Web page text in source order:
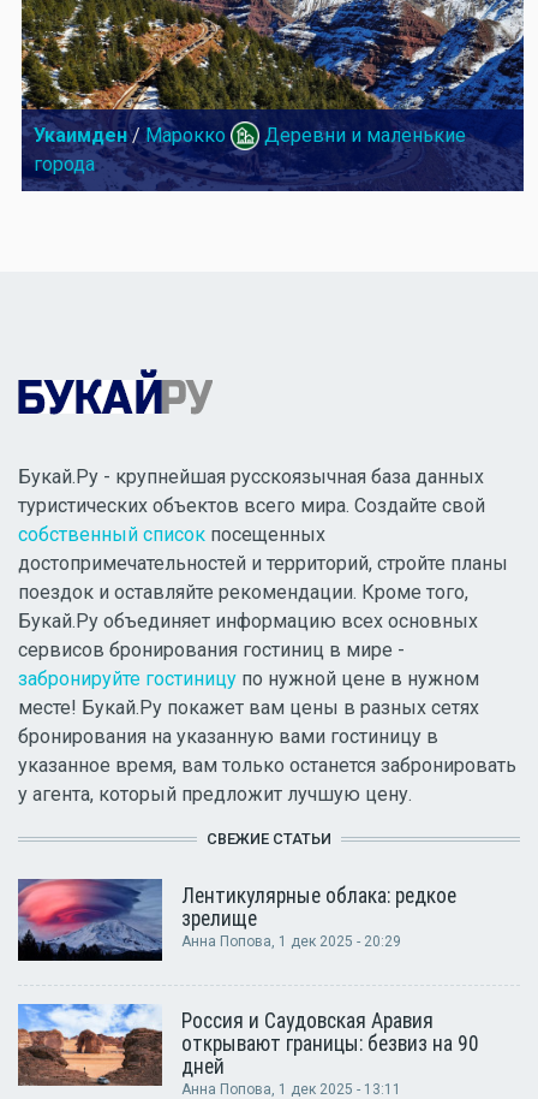
Укаимден/ Марокко
Деревни и маленькие
города
Букай.Ру - крупнейшая русскоязычная база данных
туристических объектов всего мира. Создайте свой
собственный список посещенных
достопримечательностей и территорий, стройте планы
поездок и оставляйте рекомендации. Кроме того,
Букай.Ру объединяет информацию всех основных
сервисов бронирования гостиниц в мире -
забронируйте гостиницу по нужной цене в нужном
месте! Букай.Ру покажет вам цены в разных сетях
бронирования на указанную вами гостиницу в
указанное время, вам только останется забронировать
у агента, который предложит лучшую цену.
СВЕЖИЕ СТАТЬИ
Лентикулярные облака: редкое
зрелище
Анна Попова, 1 дек 2025 - 20:29
Россия и Саудовская Аравия
открывают границы: безвиз на 90
дней
Анна Попова, 1 дек 2025 - 13:11